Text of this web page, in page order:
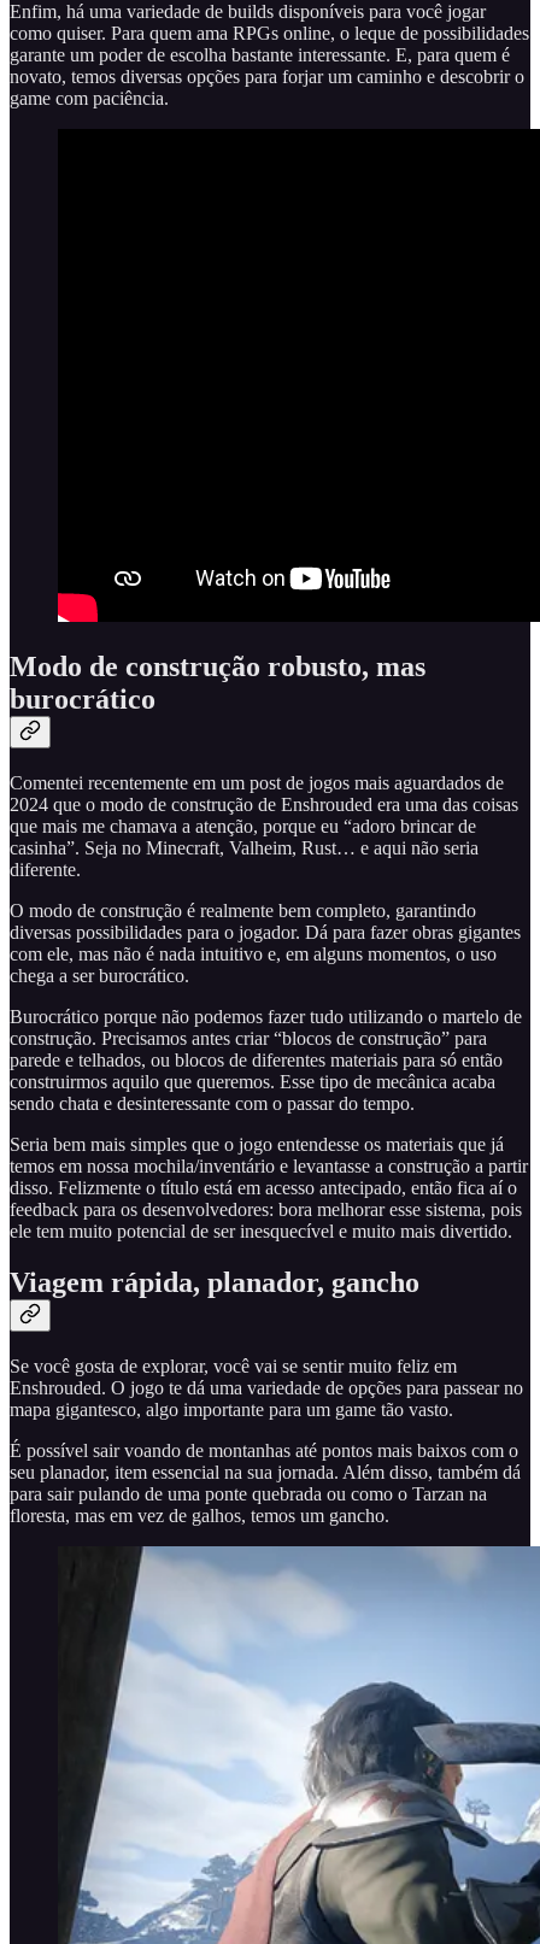
Enfim, há uma variedade de builds disponíveis para você jogar
como quiser. Para quem ama RPGs online, o leque de possibilidades
garante um poder de escolha bastante interessante. E, para quem é
novato, temos diversas opções para forjar um caminho e descobrir o
game com paciência.
Modo de construção robusto, mas
burocrático
Comentei recentemente em um post de jogos mais aguardados de
2024 que o modo de construção de Enshrouded era uma das coisas
que mais me chamava a atenção, porque eu “adoro brincar de
casinha”. Seja no Minecraft, Valheim, Rust… e aqui não seria
diferente.
O modo de construção é realmente bem completo, garantindo
diversas possibilidades para o jogador. Dá para fazer obras gigantes
com ele, mas não é nada intuitivo e, em alguns momentos, o uso
chega a ser burocrático.
Burocrático porque não podemos fazer tudo utilizando o martelo de
construção. Precisamos antes criar “blocos de construção” para
parede e telhados, ou blocos de diferentes materiais para só então
construirmos aquilo que queremos. Esse tipo de mecânica acaba
sendo chata e desinteressante com o passar do tempo.
Seria bem mais simples que o jogo entendesse os materiais que já
temos em nossa mochila/inventário e levantasse a construção a partir
disso. Felizmente o título está em acesso antecipado, então fica aí o
feedback para os desenvolvedores: bora melhorar esse sistema, pois
ele tem muito potencial de ser inesquecível e muito mais divertido.
Viagem rápida, planador, gancho
Se você gosta de explorar, você vai se sentir muito feliz em
Enshrouded. O jogo te dá uma variedade de opções para passear no
mapa gigantesco, algo importante para um game tão vasto.
É possível sair voando de montanhas até pontos mais baixos com o
seu planador, item essencial na sua jornada. Além disso, também dá
para sair pulando de uma ponte quebrada ou como o Tarzan na
floresta, mas em vez de galhos, temos um gancho.